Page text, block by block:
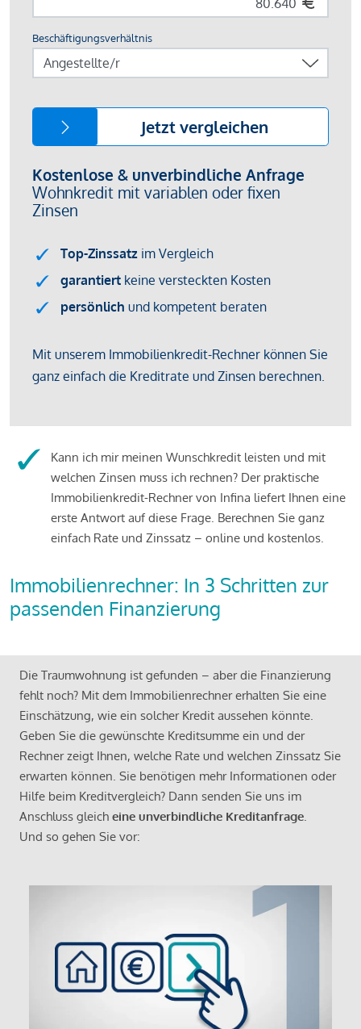
Kann ich mir meinen Wunschkredit leisten und mit
welchen Zinsen muss ich rechnen? Der praktische
Immobilienkredit-Rechner von Infina liefert Ihnen eine
erste Antwort auf diese Frage. Berechnen Sie ganz
einfach Rate und Zinssatz – online und kostenlos.
Immobilienrechner: In 3 Schritten zur
passenden Finanzierung
Die Traumwohnung ist gefunden – aber die Finanzierung
fehlt noch? Mit dem Immobilienrechner erhalten Sie eine
Einschätzung, wie ein solcher Kredit aussehen könnte.
Geben Sie die gewünschte Kreditsumme ein und der
Rechner zeigt Ihnen, welche Rate und welchen Zinssatz Sie
erwarten können. Sie benötigen mehr Informationen oder
Hilfe beim Kreditvergleich? Dann senden Sie uns im
Anschluss gleich eine unverbindliche Kreditanfrage.
Und so gehen Sie vor: